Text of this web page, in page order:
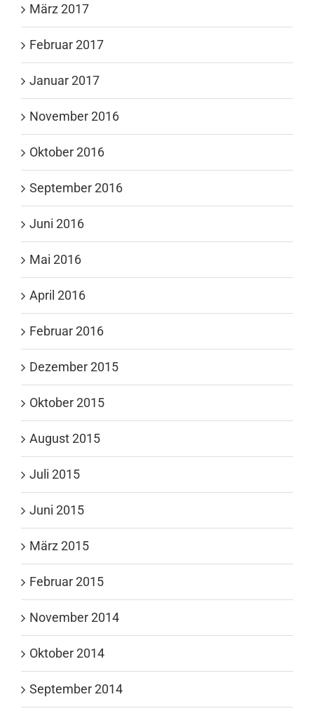
März 2017
Februar 2017
Januar 2017
November 2016
Oktober 2016
September 2016
Juni 2016
Mai 2016
April 2016
Februar 2016
Dezember 2015
Oktober 2015
August 2015
Juli 2015
Juni 2015
März 2015
Februar 2015
November 2014
Oktober 2014
September 2014